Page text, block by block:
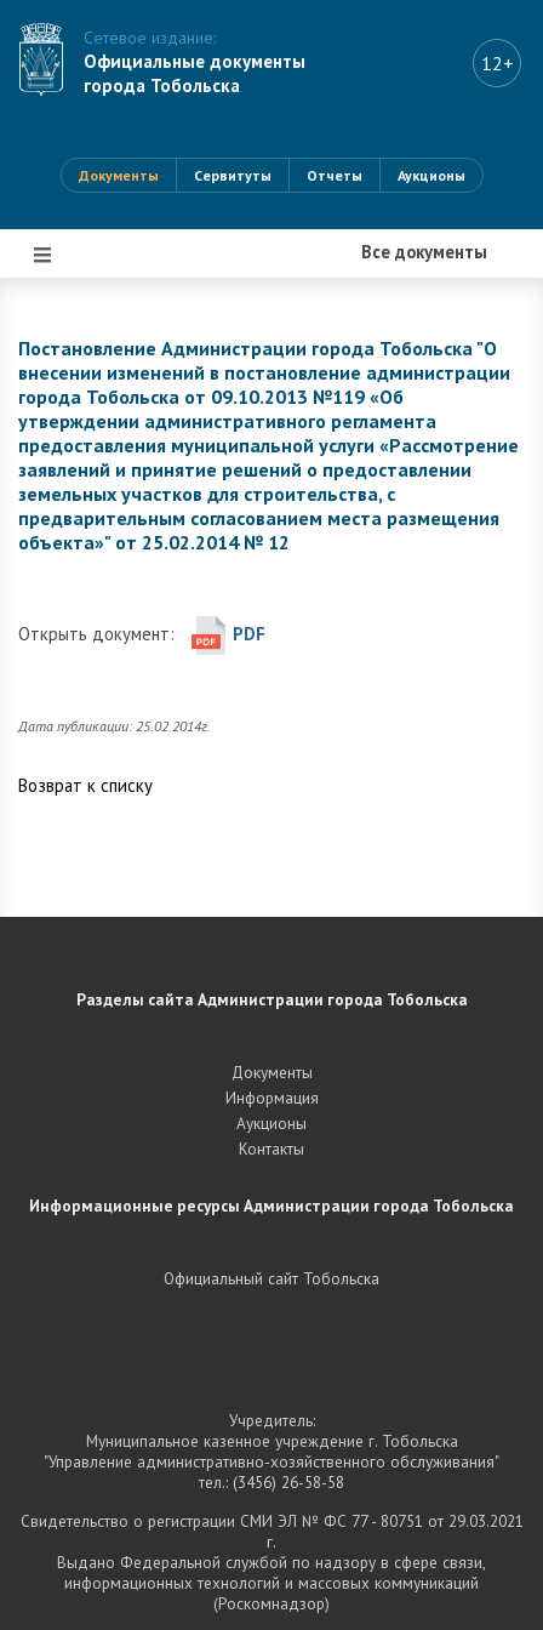
Сетевое издание:
Официальные документы
города Тобольска
12+
Документы Сервитуты Отчеты Аукционы
Все документы
|||
Постановление Администрации города Тобольска "О
внесении изменений в постановление администрации
города Тобольска от 09.10.2013 №119 «Об
утверждении административного регламента
предоставления муниципальной услуги «Рассмотрение
заявлений и принятие решений о предоставлении
земельных участков для строительства, с
предварительным согласованием места размещения
объекта»" от 25.02.2014 № 12
Открыть документ: PDF
Дата публикации: 25.02.2014г.
Возврат к списку
Разделы сайта Администрации города Тобольска
Документы
Информация
Аукционы
Контакты
Информационные ресурсы Администрации города Тобольска
Официальный сайт Тобольска
Учредитель:
Муниципальное казенное учреждение г. Тобольска
"Управление административно-хозяйственного обслуживания"
тел.: (3456) 26-58-58
Свидетельство о регистрации СМИ ЭЛ № ФС 77 - 80751 от 29.03.2021
г.
Выдано Федеральной службой по надзору в сфере связи,
информационных технологий и массовых коммуникаций
(Роскомнадзор)